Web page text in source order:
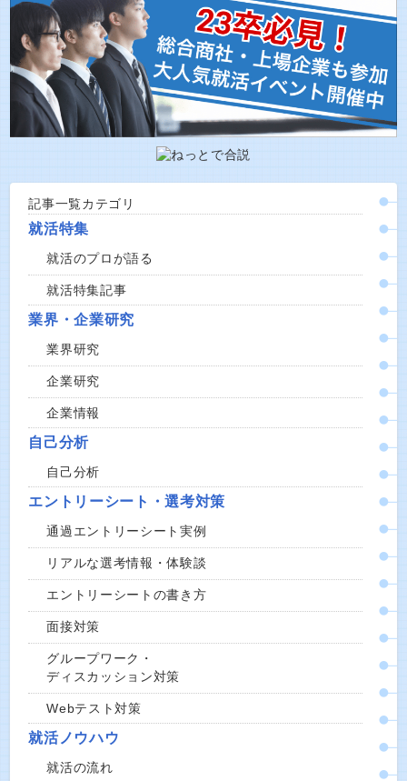
記事一覧カテゴリ
就活特集
就活のプロが語る
就活特集記事
業界・企業研究
業界研究
企業研究
企業情報
自己分析
自己分析
エントリーシート・選考対策
通過エントリーシート実例
リアルな選考情報・体験談
エントリーシートの書き方
面接対策
グループワーク・
ディスカッション対策
Webテスト対策
就活ノウハウ
就活の流れ